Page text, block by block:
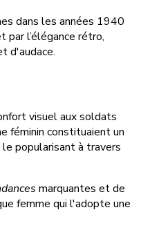
dans les années 1940
l’élégance rétro,
d'audace.
visuel aux soldats
féminin constituaient un
popularisant à travers
marquantes et de
femme qui l'adopte une